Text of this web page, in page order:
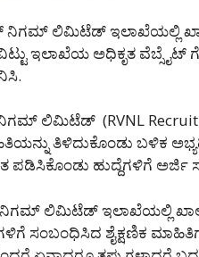
ನಿಗಮ್ ಲಿಮಿಟೆಡ್ ಇಲಾಖೆಯಲ್ಲಿ
ಇಲಾಖೆಯ ಅಧಿಕೃತ ವೆಬ್ಸೈಟ್
ಲಿಮಿಟೆಡ್ (RVNL
ತಿಳಿದುಕೊಂಡು ಬಳಿಕ
ಪಡಿಸಿಕೊಂಡು ಹುದ್ದೆಗಳಿಗೆ ಅರ್ಜಿ
ಲಿಮಿಟೆಡ್ ಇಲಾಖೆಯಲ್ಲಿ ಖಾಲಿ
ಸಂಬಂಧಿಸಿದ ಶೈಕ್ಷಣಿಕ